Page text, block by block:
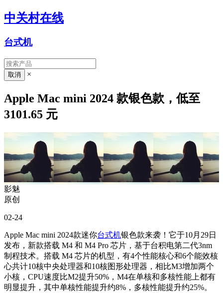
中关村在线
台式机
×
Apple Mac mini 2024 款银色款，低至
3101.65 元
影魅
原创
02-24
Apple Mac mini 2024款迷你台式机银色款来袭！它于10月29日
发布，新款搭载 M4 和 M4 Pro 芯片，基于台积电第二代3nm
制程技术。搭载 M4 芯片的机型，有4个性能核心和6个能效核
心共计10核中央处理器和10核图形处理器，相比M3增加两个
小核，CPU速度比M2提升50%，M4在单核和多核性能上都有
明显提升，其中单核性能提升约8%，多核性能提升约25%。